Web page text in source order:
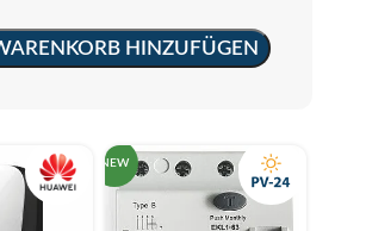
HINZUFÜGEN
NEW